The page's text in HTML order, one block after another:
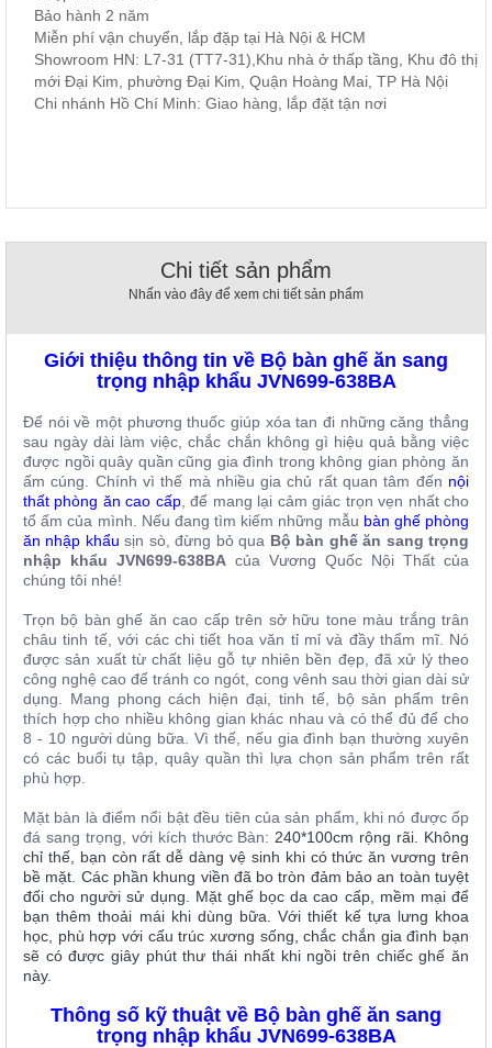
Phụ
Cây
, đồ
Thất
Hàng
Bảo hành 2 năm
Miễn phí vận chuyển, lắp đặp tại Hà Nội & HCM
Showroom HN: L7-31 (TT7-31),Khu nhà ở thấp tầng, Khu đô thị
mới Đại Kim, phường Đại Kim, Quận Hoàng Mai, TP Hà Nội
Chi nhánh Hồ Chí Minh: Giao hàng, lắp đặt tận nơi
Chi tiết sản phẩm
Nhấn vào đây để xem chi tiết sản phẩm
Giới thiệu thông tin về Bộ bàn ghế ăn sang
trọng nhập khẩu JVN699-638BA
Để nói về một phương thuốc giúp xóa tan đi những căng thẳng
sau ngày dài làm việc, chắc chắn không gì hiệu quả bằng việc
được ngồi quây quần cũng gia đình trong không gian phòng ăn
ấm cúng. Chính vì thế mà nhiều gia chủ rất quan tâm đến nội
thất phòng ăn cao cấp, để mang lại cảm giác trọn vẹn nhất cho
tổ ấm của mình. Nếu đang tìm kiếm những mẫu bàn ghế phòng
ăn nhập khẩu sịn sò, đừng bỏ qua Bộ bàn ghế ăn sang trọng
nhập khẩu JVN699-638BA của Vương Quốc Nội Thất của
chúng tôi nhé!
Trọn bộ bàn ghế ăn cao cấp trên sở hữu tone màu trắng trân
châu tinh tế, với các chi tiết hoa văn tỉ mỉ và đầy thẩm mĩ. Nó
được sản xuất từ chất liệu gỗ tự nhiên bền đẹp, đã xử lý theo
công nghệ cao để tránh co ngót, cong vênh sau thời gian dài sử
dụng. Mang phong cách hiện đại, tinh tế, bộ sản phẩm trên
thích hợp cho nhiều không gian khác nhau và có thể đủ để cho
8 - 10 người dùng bữa. Vì thế, nếu gia đình bạn thường xuyên
có các buổi tụ tập, quây quần thì lựa chọn sản phẩm trên rất
phù hợp.
Mặt bàn là điểm nổi bật đều tiên của sản phẩm, khi nó được ốp
đá sang trọng, với kích thước Bàn: 240*100cm rộng rãi. Không
chỉ thế, bạn còn rất dễ dàng vệ sinh khi có thức ăn vương trên
bề mặt. Các phần khung viền đã bo tròn đảm bảo an toàn tuyệt
đối cho người sử dụng. Mặt ghế bọc da cao cấp, mềm mại để
bạn thêm thoải mái khi dùng bữa. Với thiết kế tựa lưng khoa
học, phù hợp với cấu trúc xương sống, chắc chắn gia đình bạn
sẽ có được giây phút thư thái nhất khi ngồi trên chiếc ghế ăn
này.
Thông số kỹ thuật về Bộ bàn ghế ăn sang
trọng nhập khẩu JVN699-638BA